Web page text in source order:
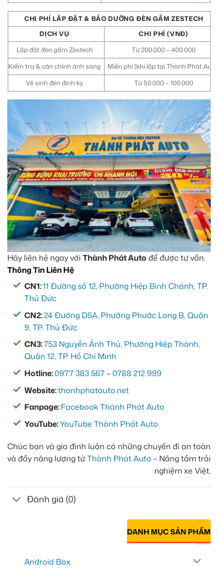
CHI PHÍ LẮP ĐẶT & BẢO DƯỠNG ĐÈN GẦM ZESTECH
DỊCH VỤ
CHI PHÍ (VNĐ)
Lắp đặt đèn gầm Zestech
Từ 200.000 – 400.000
Kiểm tra & căn chỉnh ánh sáng
Miễn phí (khi lắp tại Thành Phát
Vệ sinh đèn định kỳ
Từ 50.000 – 100.000
Hãy liên hệ ngay với Thành Phát Auto để được tư vấn.
Thông Tin Liên Hệ
CN1:11 Đường số 12, Phường Hiệp Bình Chánh, TP.
Thủ Đức
CN2:24 Đường D5A, Phường Phước Long B, Quận
9, TP. Thủ Đức
CN3:753 Nguyễn Ảnh Thủ, Phường Hiệp Thành,
Quận 12, TP. Hồ Chí Minh
Hotline:0977 383 567 –0788 212 999
Website:thanhphatauto.net
Fanpage:Facebook Thành Phát Auto
YouTube:YouTube Thành Phát Auto
Chúc bạn và gia đình luôn có những chuyến đi an toàn
và đầy năng lượng từThành Phát Auto – Nâng tầm trải
nghiệm xe Việt.
Đánh giá (0)
DANH MỤC SẢN PHẨM
Android Box